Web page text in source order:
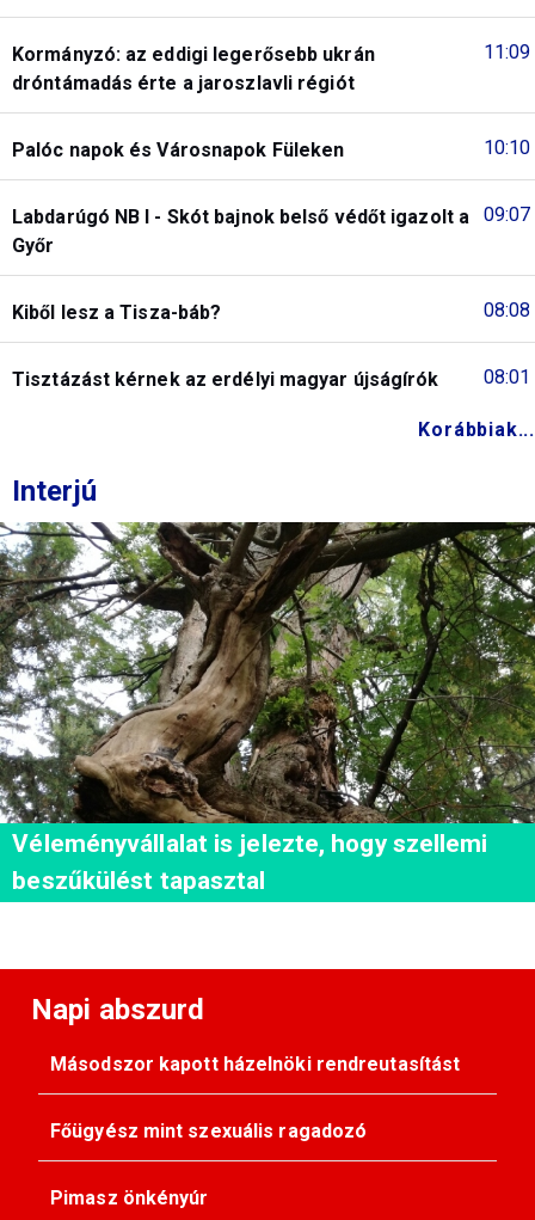
11:09
Kormányzó: az eddigi legerősebb ukrán
dróntámadás érte a jaroszlavli régiót
10:10
Palóc napok és Városnapok Füleken
09:07
Labdarúgó NB I - Skót bajnok belső védőt igazolt a
Győr
08:08
Kiből lesz a Tisza-báb?
08:01
Tisztázást kérnek az erdélyi magyar újságírók
Korábbiak...
Interjú
Véleményvállalat is jelezte, hogy szellemi
beszűkülést tapasztal
Napi abszurd
Másodszor kapott házelnöki rendreutasítást
Főügyész mint szexuális ragadozó
Pimasz önkényúr